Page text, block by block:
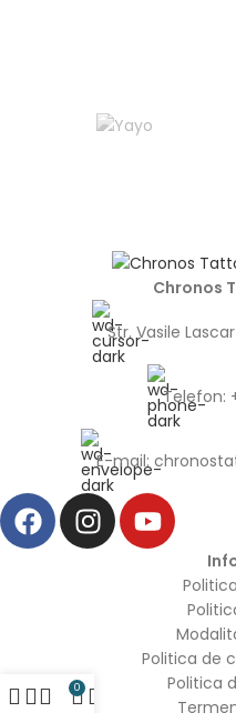
Chronos
Str. Vasile
Telefon:
E-mail:
Politica de
Politica
0